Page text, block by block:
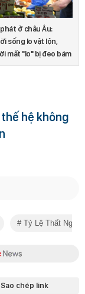
phát ở châu Âu:
sống lo vật lộn,
mất "lo" bị đeo bám
hệ không
Tỷ Lệ Thất
Sao chép link